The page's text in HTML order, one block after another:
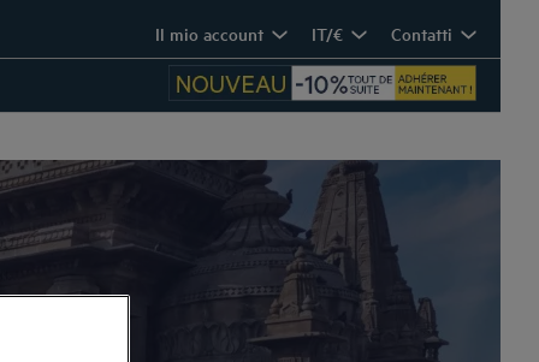
Il mio account IT/€ Contatti